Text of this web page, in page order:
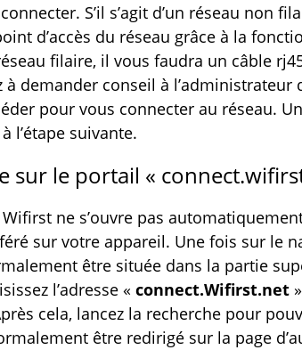
S’il s’agit d’un réseau non
d’accès du réseau grâce à la
réseau filaire, il vous faudra un câble
à demander conseil à l’administrateur
pour vous connecter au réseau.
l’étape suivante.
sur le portail «
ne s’ouvre pas
sur votre appareil. Une fois sur le
être située dans la partie
l’adresse « connect.Wifirst.net
cela, lancez la recherche pour
être redirigé sur la page